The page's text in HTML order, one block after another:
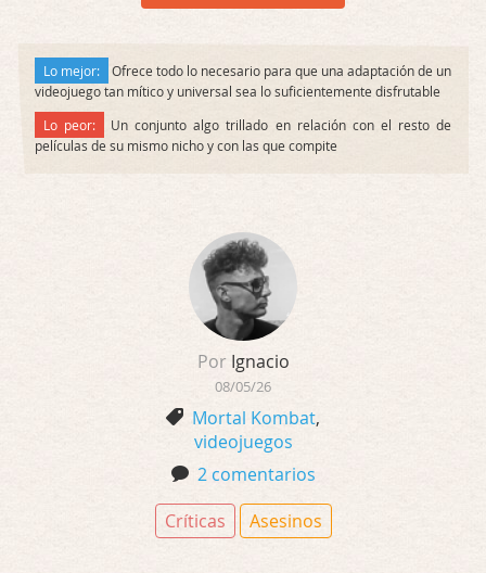
Lo mejor:
Ofrece todo lo necesario para que una adaptación de un
videojuego tan mítico y universal sea lo suficientemente disfrutable
Lo peor:
Un conjunto algo trillado en relación con el resto de
películas de su mismo nicho y con las que compite
PorIgnacio
08/05/26
Mortal Kombat,
videojuegos
2 comentarios
Críticas
Asesinos